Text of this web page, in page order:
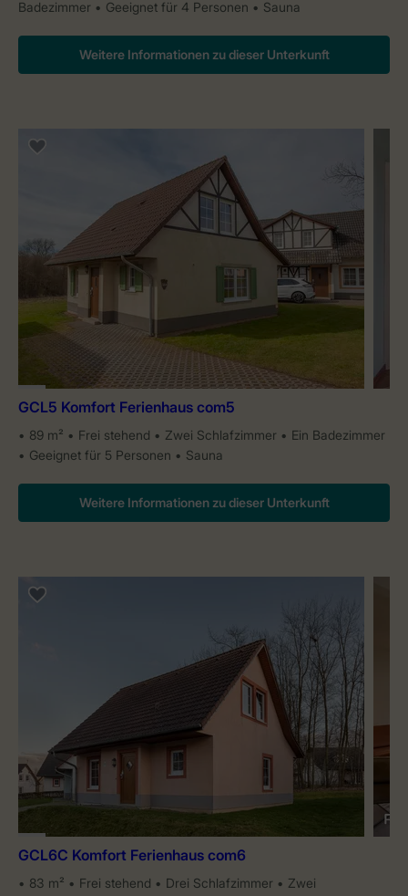
Badezimmer
Geeignet für 4 Personen Sauna
Weitere Informationen zu dieser Unterkunft
GCL5 Komfort Ferienhaus com5
89 m² Frei stehend Zwei Schlafzimmer
Ein Badezimmer
Geeignet für 5 Personen
Sauna
Weitere Informationen zu dieser Unterkunft
GCL6C Komfort Ferienhaus com6
83 m² Frei stehend Drei Schlafzimmer
Zwei